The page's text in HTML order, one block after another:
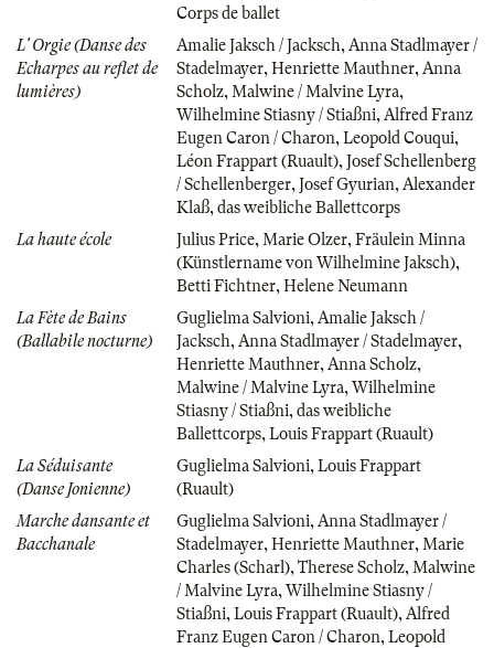
Corps de ballet
L' Orgie (Danse des
Echarpes au reflet de
lumières)
Amalie Jaksch / Jacksch, Anna Stadlmayer /
Stadelmayer, Henriette Mauthner, Anna
Scholz, Malwine / Malvine Lyra,
Wilhelmine Stiasny / Stiaßni, Alfred Franz
Eugen Caron / Charon, Leopold Couqui,
Léon Frappart (Ruault), Josef Schellenberg
/ Schellenberger, Josef Gyurian, Alexander
Klaß, das weibliche Ballettcorps
La haute école
Julius Price, Marie Olzer, Fräulein Minna
(Künstlername von Wilhelmine Jaksch),
Betti Fichtner, Helene Neumann
La Fète de Bains
(Ballabile nocturne)
Guglielma Salvioni, Amalie Jaksch /
Jacksch, Anna Stadlmayer / Stadelmayer,
Henriette Mauthner, Anna Scholz,
Malwine / Malvine Lyra, Wilhelmine
Stiasny / Stiaßni, das weibliche
Ballettcorps, Louis Frappart (Ruault)
La Séduisante
(Danse Jonienne)
Guglielma Salvioni, Louis Frappart
(Ruault)
Marche dansante et
Bacchanale
Guglielma Salvioni, Anna Stadlmayer /
Stadelmayer, Henriette Mauthner, Marie
Charles (Scharl), Therese Scholz, Malwine
/ Malvine Lyra, Wilhelmine Stiasny /
Stiaßni, Louis Frappart (Ruault), Alfred
Franz Eugen Caron / Charon, Leopold